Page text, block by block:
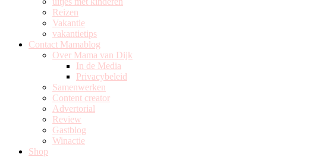
Reizen
Vakantie
vakantietips
Contact Mamablog
Over Mama van Dijk
In de Media
Privacybeleid
Samenwerken
Content creator
Advertorial
Review
Gastblog
Winactie
Shop